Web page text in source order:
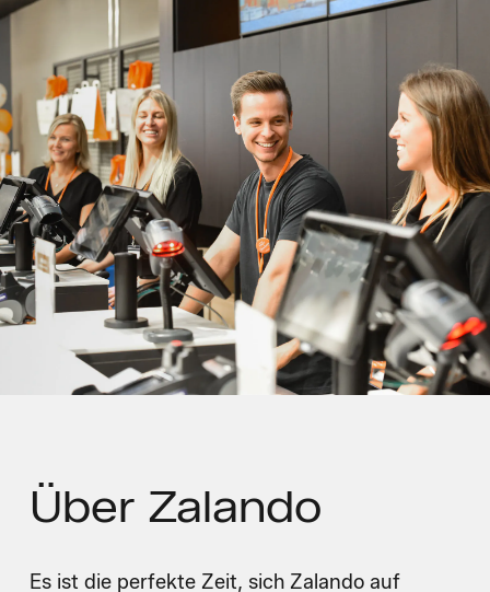
Über Zalando
Es ist die perfekte Zeit, sich Zalando auf